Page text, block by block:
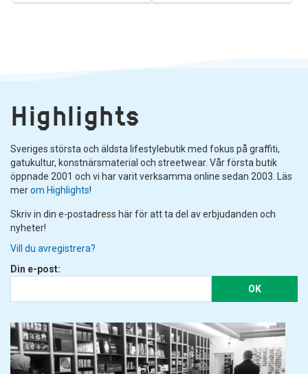
Highlights
Sveriges största och äldsta lifestylebutik med fokus på graffiti,
gatukultur, konstnärsmaterial och streetwear. Vår första butik
öppnade 2001 och vi har varit verksamma online sedan 2003. Läs
merom Highlights!
Skriv in din e-postadress här för att ta del av erbjudanden och
nyheter!
Vill du avregistrera?
Din e-post:
OK